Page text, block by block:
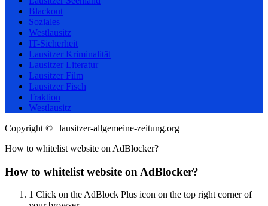
Blackout
Soziales
Westlausitz
IT-Sicherheit
Lausitzer Kriminalität
Lausitzer Literatur
Lausitzer Film
Lausitzer Fisch
Traktion
Westlausitz
Copyright © | lausitzer-allgemeine-zeitung.org
How to whitelist website on AdBlocker?
How to whitelist website on AdBlocker?
1 Click on the AdBlock Plus icon on the top right corner of